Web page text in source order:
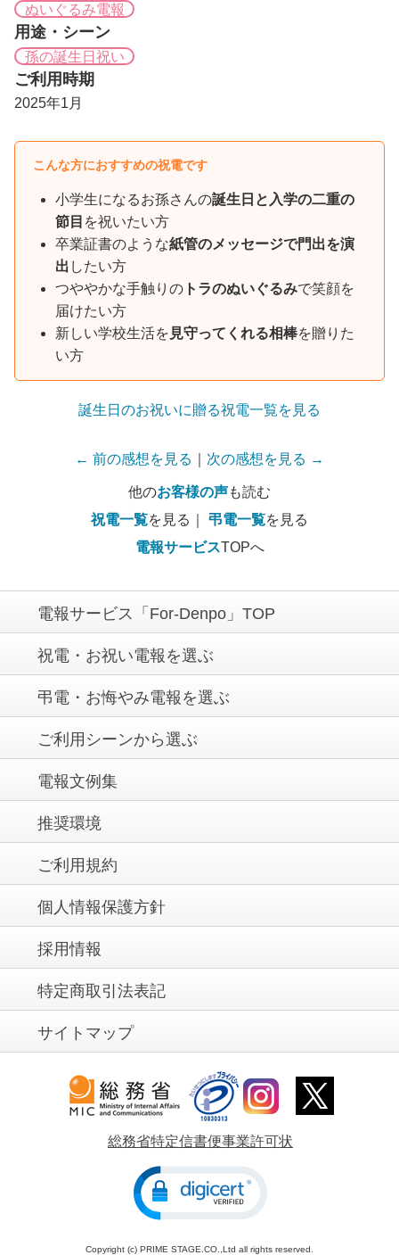
ぬいぐるみ電報
用途・シーン
孫の誕生日祝い
ご利用時期
2025年1月
こんな方におすすめの祝電です
小学生になるお孫さんの誕生日と入学の二重の
節目 を祝いたい方
卒業証書のような紙管のメッセージで門出を演
出 したい方
つややかな手触りの トラのぬいぐるみで笑顔を
届けたい方
新しい学校生活を 見守ってくれる相棒を贈りた
い方
誕生日のお祝いに贈る祝電一覧を見る
← 前の感想を見る 次の感想を見る →
他のお客様の声も読む
祝電一覧を見る｜ 弔電一覧を見る
電報サービスTOPへ
電報サービス「For-Denpo」TOP
祝電・お祝い電報を選ぶ
弔電・お悔やみ電報を選ぶ
ご利用シーンから選ぶ
電報文例集
推奨環境
ご利用規約
個人情報保護方針
採用情報
特定商取引法表記
サイトマップ
総務省特定信書便事業許可状
Copyright (c) PRIME STAGE.CO.,Ltd all rights reserved.